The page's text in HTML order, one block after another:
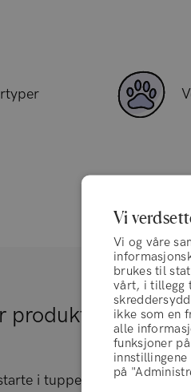
i tuppene og jobbe
Vi
Vi og våre
brukes til
vårt, i tillegg
ikke som en
alle
funksjoner
på